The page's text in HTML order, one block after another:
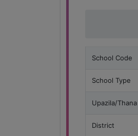
School Code
School Type
Upazila/Thana
District